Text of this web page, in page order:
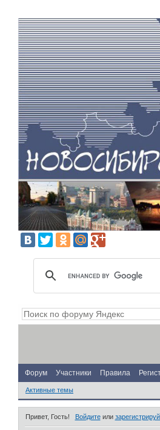
Форум Участники Правила
Активные темы
Привет, Гость! Войдитеили